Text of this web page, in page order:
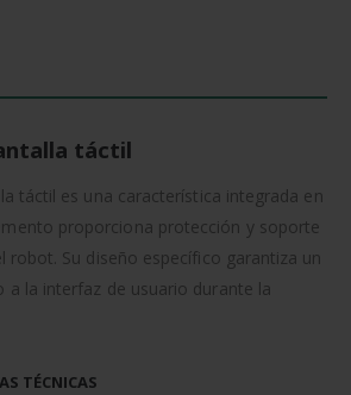
táctil
táctil es una característica integrada en
proporciona protección y soporte
robot. Su diseño específico garantiza un
a la interfaz de usuario durante la
TÉCNICAS